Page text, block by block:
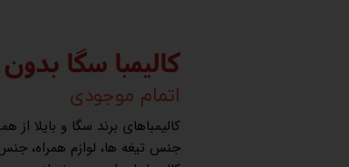
کالیمبا سگا
اتمام موجودی
کالیمباهای برند سگا و بایلا
جنس تیغه ها، لوازم همراه،